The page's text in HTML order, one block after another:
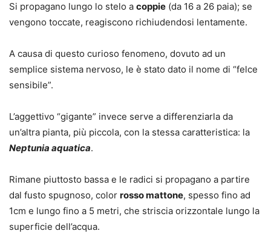
Si propagano lungo lo stelo a coppie (da 16 a 26 paia); se
vengono toccate, reagiscono richiudendosi lentamente.
A causa di questo curioso fenomeno, dovuto ad un
semplice sistema nervoso, le è stato dato il nome di “felce
sensibile”.
L’aggettivo “gigante” invece serve a differenziarla da
un’altra pianta, più piccola, con la stessa caratteristica: la
Neptunia aquatica.
Rimane piuttosto bassa e le radici si propagano a partire
dal fusto spugnoso, color rosso mattone, spesso fino ad
1cm e lungo fino a 5 metri, che striscia orizzontale lungo la
superficie dell’acqua.